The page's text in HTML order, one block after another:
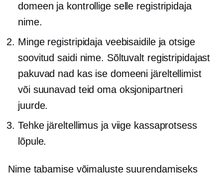
domeen ja kontrollige selle registripidaja
nime.
Minge registripidaja veebisaidile ja otsige
soovitud saidi nime. Sõltuvalt registripidajast
pakuvad nad kas ise domeeni järeltellimist
või suunavad teid oma oksjonipartneri
juurde.
Tehke järeltellimus ja viige kassaprotsess
lõpule.
Nime tabamise võimaluste suurendamiseks